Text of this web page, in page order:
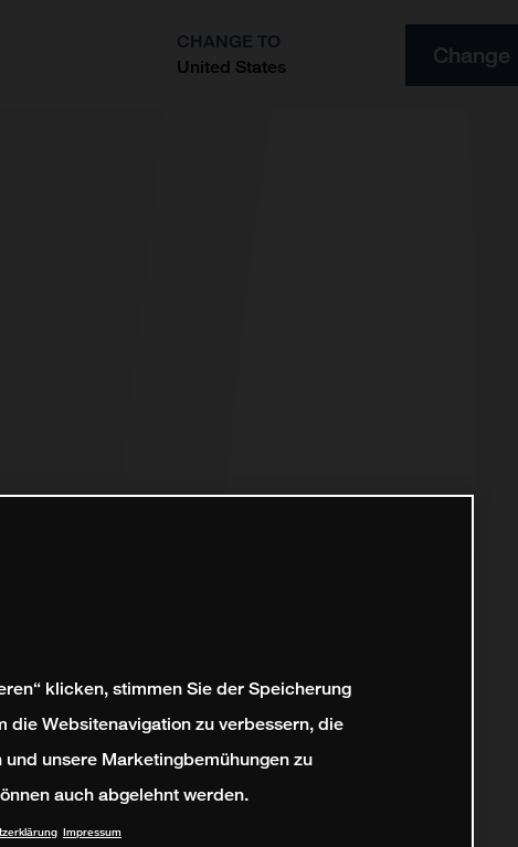
CHANGE TO
United States
Change
klicken, stimmen Sie der Speicherung
die Websitenavigation zu verbessern, die
unsere Marketingbemühungen zu
auch abgelehnt werden.
Impressum